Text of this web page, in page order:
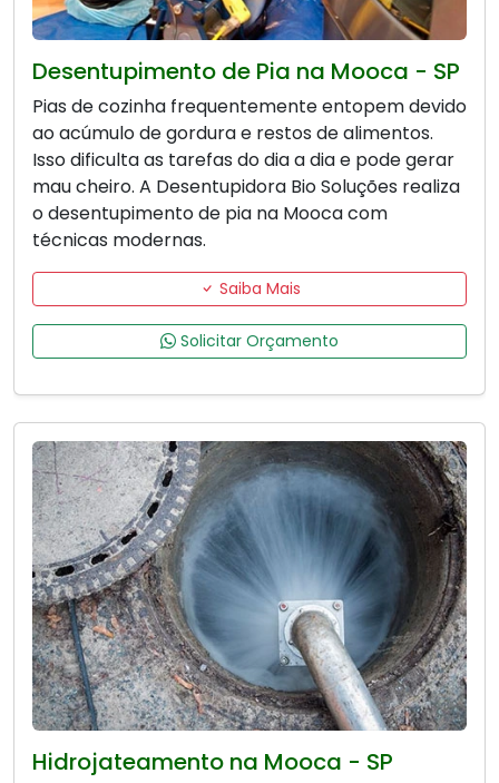
Desentupimento de Pia na Mooca - SP
Pias de cozinha frequentemente entopem devido
ao acúmulo de gordura e restos de alimentos.
Isso dificulta as tarefas do dia a dia e pode gerar
mau cheiro. A Desentupidora Bio Soluções realiza
o desentupimento de pia na Mooca com
técnicas modernas.
Saiba Mais
Solicitar Orçamento
Hidrojateamento na Mooca - SP